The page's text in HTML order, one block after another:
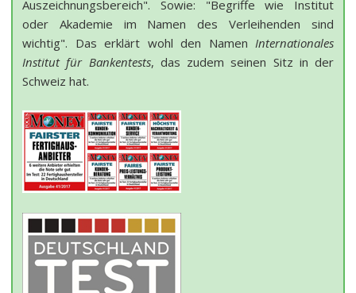
Auszeichnungsbereich". Sowie: "Begriffe wie Institut
oder Akademie im Namen des Verleihenden sind
wichtig". Das erklärt wohl den Namen Internationales
Institut für Bankentests, das zudem seinen Sitz in der
Schweiz hat.